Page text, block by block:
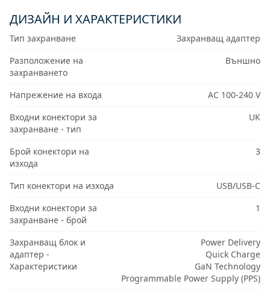
ДИЗАЙН И ХАРАКТЕРИСТИКИ
Тип захранване
Захранващ адаптер
Разположение на
захранването
Външно
Напрежение на входа
AC 100-240 V
Входни конектори за
захранване - тип
UK
Брой конектори на
изхода
3
Тип конектори на изхода
USB/USB-C
Входни конектори за
захранване - брой
1
Захранващ блок и
адаптер -
Характеристики
Power Delivery
Quick Charge
GaN Technology
Programmable Power Supply (PPS)